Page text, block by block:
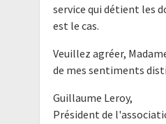
service qui détient les
est le cas.
Veuillez agréer,
de mes sentiments
Guillaume Leroy,
Président de